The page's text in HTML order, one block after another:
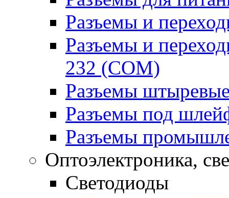
Разъемы и
Разъемы и
232 (COM)
Разъемы
Разъемы под
Разъемы
Оптоэлектроника,
Светодиоды